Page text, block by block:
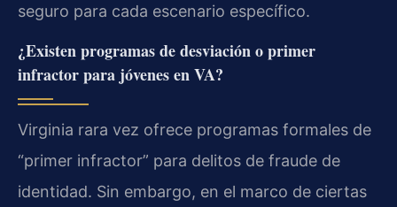
seguro para cada escenario específico.
¿Existen programas de desviación o primer
infractor para jóvenes en VA?
Virginia rara vez ofrece programas formales de
“primer infractor” para delitos de fraude de
identidad. Sin embargo, en el marco de ciertas